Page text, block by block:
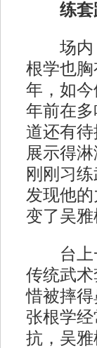
练套
场内，
根学也
年，如
年前在
道还有
展示得
刚刚习
发现他
变了吴雅
台上一
传统武
惜被摔
张根学
抗，吴